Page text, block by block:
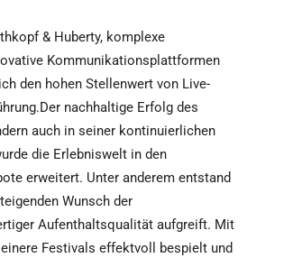
& Huberty, komplexe
Kommunikationsplattformen
den hohen Stellenwert von Live-
nachhaltige Erfolg des
auch in seiner kontinuierlichen
die Erlebniswelt in den
erweitert. Unter anderem entstand
Wunsch der
Aufenthaltsqualität aufgreift. Mit
Festivals effektvoll bespielt und